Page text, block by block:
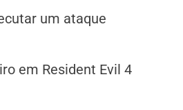
um ataque
em Resident Evil 4